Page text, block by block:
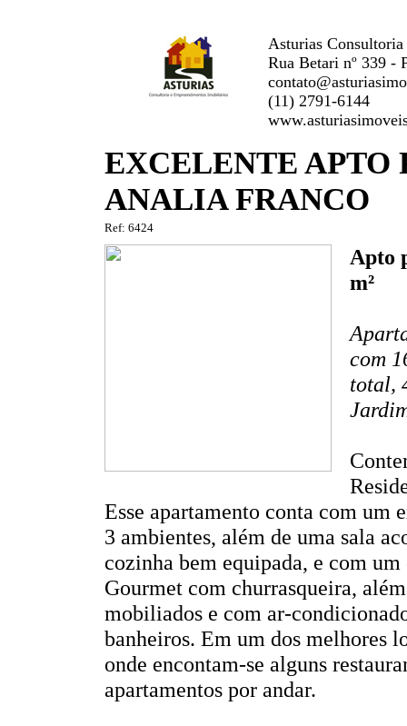
Asturias
Rua Betari nº 339 -
(11) 2791-6144
EXCELENTE APTO
ANALIA FRANCO
Ref: 6424
Apto
m²
com
total,
Esse apartamento conta com um
3 ambientes, além de uma sala
cozinha bem equipada, e com
Gourmet com churrasqueira,
mobiliados e com ar-
banheiros. Em um dos melhores
onde encontam-se alguns
apartamentos por andar.